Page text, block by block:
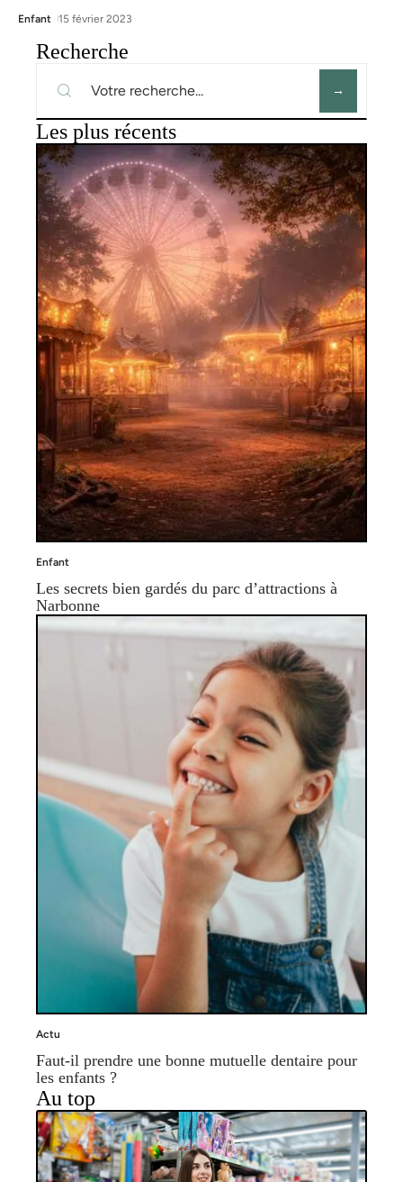
Enfant 15 février 2023
Recherche
Les plus récents
Enfant
Les secrets bien gardés du parc d’attractions à
Narbonne
Actu
Faut-il prendre une bonne mutuelle dentaire pour
les enfants ?
Au top